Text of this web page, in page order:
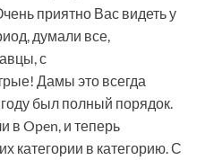
приятно Вас видеть у
думали все,
с
Дамы это всегда
был полный порядок.
в Open, и теперь
категории в категорию. С